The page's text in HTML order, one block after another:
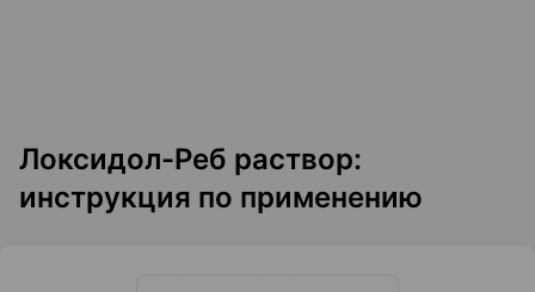
Локсидол-Реб раствор:
инструкция по применению